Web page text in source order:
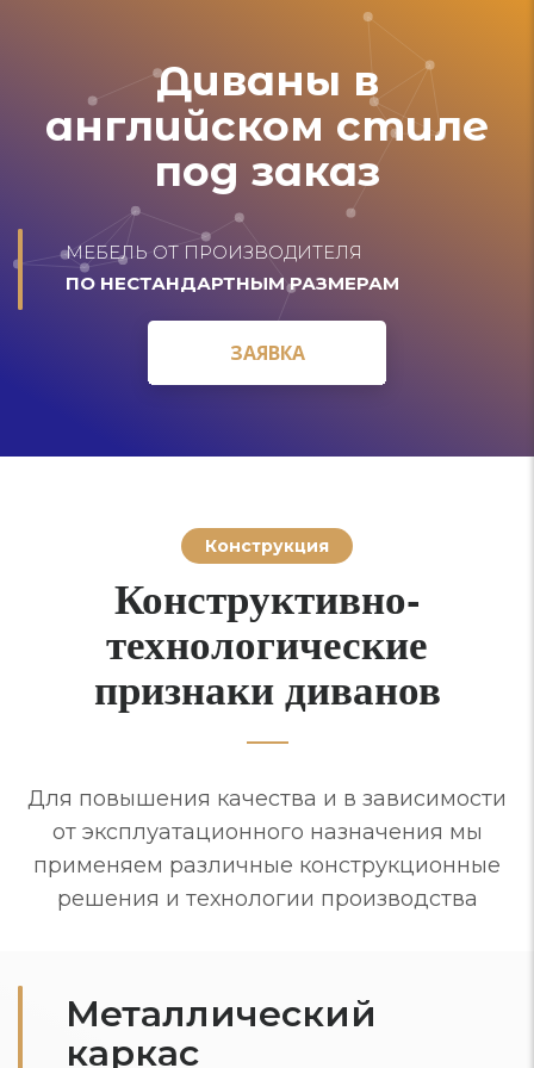
Диваны в
английском стиле
под заказ
МЕБЕЛЬ ОТ ПРОИЗВОДИТЕЛЯ
ПО НЕСТАНДАРТНЫМ РАЗМЕРАМ
ЗАЯВКА
ЗАЯВКА
Конструкция
Конструктивно-
технологические
признаки диванов
Для повышения качества и в зависимости
от эксплуатационного назначения мы
применяем различные конструкционные
решения и технологии производства
Металлический
каркас